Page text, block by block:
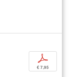
p
€ 7,95